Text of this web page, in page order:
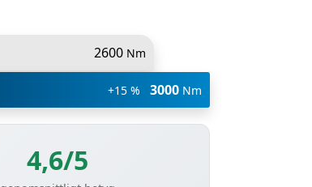
2600 Nm
+15 % 3000 Nm
4,6/5